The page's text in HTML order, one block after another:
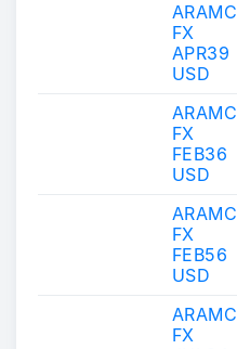
ARAMC
FX
APR39
USD
ARAMC
FX
FEB36
USD
ARAMC
FX
FEB56
USD
ARAMC
FX